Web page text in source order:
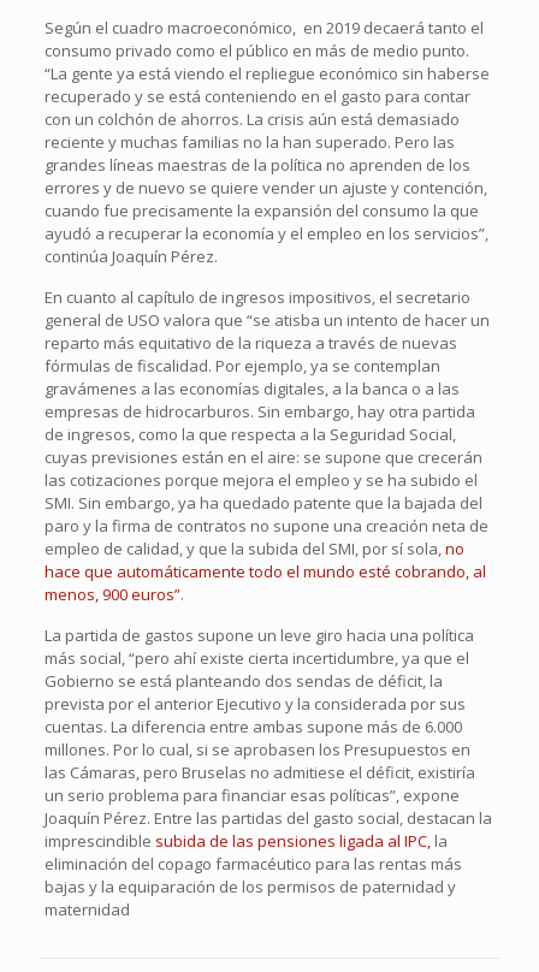
Según el cuadro macroeconómico, en 2019 decaerá tanto el
consumo privado como el público en más de medio punto.
“La gente ya está viendo el repliegue económico sin haberse
recuperado y se está conteniendo en el gasto para contar
con un colchón de ahorros. La crisis aún está demasiado
reciente y muchas familias no la han superado. Pero las
grandes líneas maestras de la política no aprenden de los
errores y de nuevo se quiere vender un ajuste y contención,
cuando fue precisamente la expansión del consumo la que
ayudó a recuperar la economía y el empleo en los servicios”,
continúa Joaquín Pérez.
En cuanto al capítulo de ingresos impositivos, el secretario
general de USO valora que “se atisba un intento de hacer un
reparto más equitativo de la riqueza a través de nuevas
fórmulas de fiscalidad. Por ejemplo, ya se contemplan
gravámenes a las economías digitales, a la banca o a las
empresas de hidrocarburos. Sin embargo, hay otra partida
de ingresos, como la que respecta a la Seguridad Social,
cuyas previsiones están en el aire: se supone que crecerán
las cotizaciones porque mejora el empleo y se ha subido el
SMI. Sin embargo, ya ha quedado patente que la bajada del
paro y la firma de contratos no supone una creación neta de
empleo de calidad, y que la subida del SMI, por sí sola,no
hace que automáticamente todo el mundo esté cobrando, al
menos, 900 euros”.
La partida de gastos supone un leve giro hacia una política
más social, “pero ahí existe cierta incertidumbre, ya que el
Gobierno se está planteando dos sendas de déficit, la
prevista por el anterior Ejecutivo y la considerada por sus
cuentas. La diferencia entre ambas supone más de 6.000
millones. Por lo cual, si se aprobasen los Presupuestos en
las Cámaras, pero Bruselas no admitiese el déficit, existiría
un serio problema para financiar esas políticas”, expone
Joaquín Pérez. Entre las partidas del gasto social, destacan la
imprescindible subida de las pensiones ligada al IPC,la
eliminación del copago farmacéutico para las rentas más
bajas y la equiparación de los permisos de paternidad y
maternidad